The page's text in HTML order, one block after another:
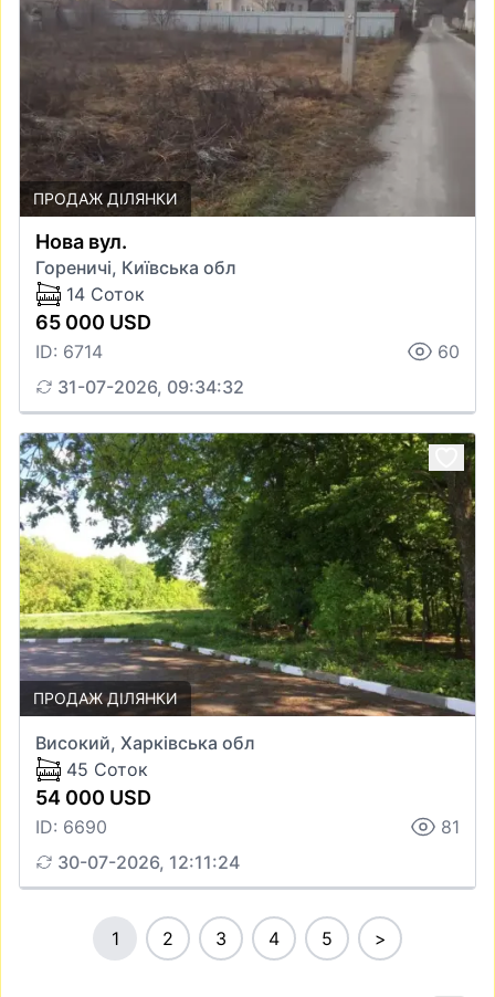
ПРОДАЖ ДІЛЯНКИ
Нова вул.
Гореничі, Київська обл
14 Соток
65 000 USD
ID: 6714
60
31-07-2026, 09:34:32
ПРОДАЖ ДІЛЯНКИ
Високий, Харківська обл
45 Соток
54 000 USD
ID: 6690
81
30-07-2026, 12:11:24
1 2 3 4 5 >